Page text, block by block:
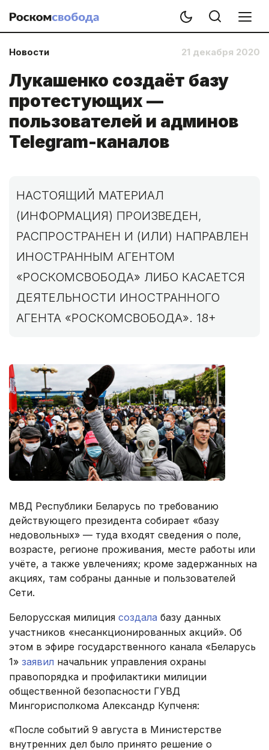
Новости 21 декабря 2020
Лукашенко создаёт базу
протестующих —
пользователей и админов
Telegram-каналов
НАСТОЯЩИЙ МАТЕРИАЛ
(ИНФОРМАЦИЯ) ПРОИЗВЕДЕН,
РАСПРОСТРАНЕН И (ИЛИ) НАПРАВЛЕН
ИНОСТРАННЫМ АГЕНТОМ
«РОСКОМСВОБОДА» ЛИБО КАСАЕТСЯ
ДЕЯТЕЛЬНОСТИ ИНОСТРАННОГО
АГЕНТА «РОСКОМСВОБОДА». 18+
МВД Республики Беларусь по требованию
действующего президента собирает «базу
недовольных» — туда входят сведения о поле,
возрасте, регионе проживания, месте работы или
учёте, а также увлечениях; кроме задержанных на
акциях, там собраны данные и пользователей
Сети.
Белорусская милиция создала базу данных
участников «несанкционированных акций». Об
этом в эфире государственного канала «Беларусь
1» заявил начальник управления охраны
правопорядка и профилактики милиции
общественной безопасности ГУВД
Мингорисполкома Александр Купченя:
«После событий 9 августа в Министерстве
внутренних дел было принято решение о